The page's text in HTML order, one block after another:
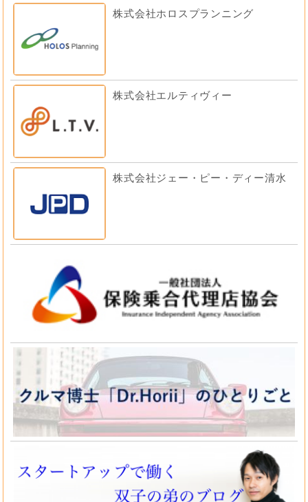
株式会社ホロスプランニング
株式会社エルティヴィー
株式会社ジェー・ピー・ディー清水